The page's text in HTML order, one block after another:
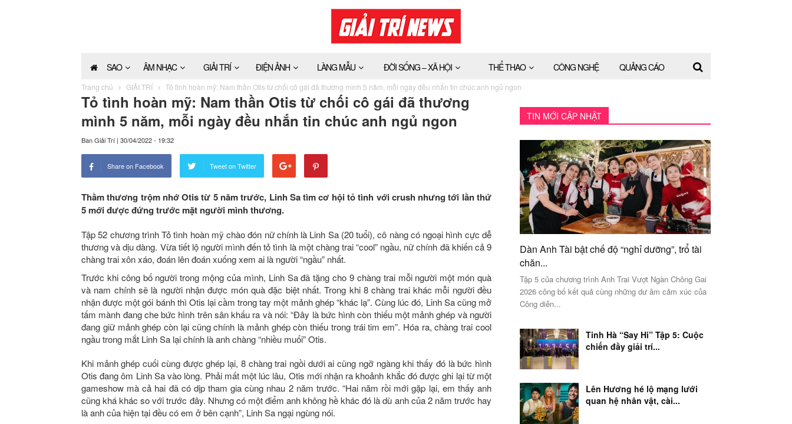
SAO ÂM NHẠC GIẢI TRÍ ĐIỆN ẢNH LÀNG MẪU ĐỜI SỐNG – XÃ HỘI THỂ THAO CÔNG NGHỆ QUẢNG CÁO
Trang chủ GIẢI TRÍ Tỏ tình hoàn mỹ: Nam thần Otis từ chối cô gái đã thương mình 5 năm, mỗi ngày đều nhắn tin chúc anh ngủ ngon
Tỏ tình hoàn mỹ: Nam thần Otis từ chối cô gái đã thương
mình 5 năm, mỗi ngày đều nhắn tin chúc anh ngủ ngon
Ban Giải Trí | 30/04/2022 - 19:32
Share on Facebook Tweet on Twitter
Thầm thương trộm nhớ Otis từ 5 năm trước, Linh Sa tìm cơ hội tỏ tình với crush nhưng tới lần thứ
5 mới được đứng trước mặt người mình thương.
Tập 52 chương trình Tỏ tình hoàn mỹ chào đón nữ chính là Linh Sa (20 tuổi), cô nàng có ngoại hình cực dễ
thương và dịu dàng. Vừa tiết lộ người mình đến tỏ tình là một chàng trai “cool” ngầu, nữ chính đã khiến cả 9
chàng trai xôn xáo, đoán lên đoán xuống xem ai là người “ngầu” nhất.
Trước khi công bố người trong mộng của mình, Linh Sa đã tặng cho 9 chàng trai mỗi người một món quà
và nam chính sẽ là người nhận được món quà đặc biệt nhất. Trong khi 8 chàng trai khác mỗi người đều
nhận được một gói bánh thì Otis lại cầm trong tay một mảnh ghép “khác lạ”. Cùng lúc đó, Linh Sa cũng mở
tấm mành đang che bức hình trên sân khấu ra và nói: “Đây là bức hình còn thiếu một mảnh ghép và người
đang giữ mảnh ghép còn lại cũng chính là mảnh ghép còn thiếu trong trái tim em”. Hóa ra, chàng trai cool
ngầu trong mắt Linh Sa lại chính là anh chàng “nhiều muối” Otis.
Khi mảnh ghép cuối cùng được ghép lại, 8 chàng trai ngồi dưới ai cũng ngỡ ngàng khi thấy đó là bức hình
Otis đang ôm Linh Sa vào lòng. Phải mất một lúc lâu, Otis mới nhận ra khoảnh khắc đó được ghi lại từ một
gameshow mà cả hai đã có dịp tham gia cùng nhau 2 năm trước. “Hai năm rồi mới gặp lại, em thấy anh
cũng khá khác so với trước đây. Nhưng có một điểm anh không hề khác đó là dù anh của 2 năm trước hay
là anh của hiện tại đều có em ở bên cạnh”, Linh Sa ngại ngùng nói.
TIN MỚI CẬP NHẬT
Dàn Anh Tài bật chế độ “nghỉ dưỡng”, trổ tài
chăn...
Tập 5 của chương trình Anh Trai Vượt Ngàn Chông Gai
2026 công bố kết quả cùng những dư âm cảm xúc của
Công diễn...
Tinh Hà “Say Hi” Tập 5: Cuộc
chiến đầy giải trí...
Lên Hương hé lộ mạng lưới
quan hệ nhân vật, cài...